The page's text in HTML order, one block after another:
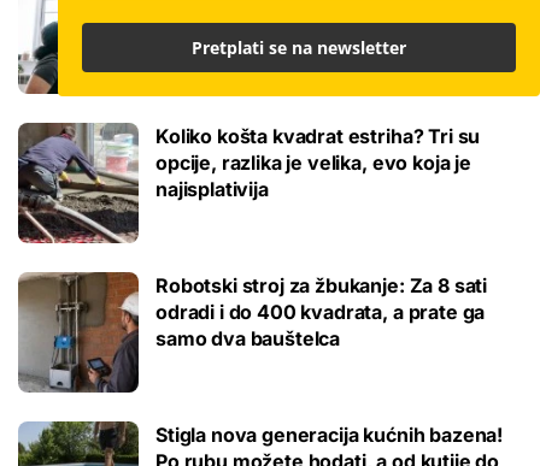
ljeto za ovaj posao
Koliko košta kvadrat estriha? Tri su
opcije, razlika je velika, evo koja je
najisplativija
Robotski stroj za žbukanje: Za 8 sati
odradi i do 400 kvadrata, a prate ga
samo dva bauštelca
Stigla nova generacija kućnih bazena!
Po rubu možete hodati, a od kutije do
Pretplati se na newsletter